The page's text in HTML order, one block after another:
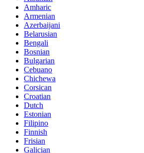
Amharic
Armenian
Azerbaijani
Belarusian
Bengali
Bosnian
Bulgarian
Cebuano
Chichewa
Corsican
Croatian
Dutch
Estonian
Filipino
Finnish
Frisian
Galician